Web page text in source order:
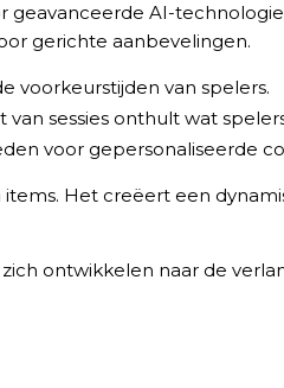
AI-
gerichte aanbevelingen.
voorkeurstijden van spelers.
sessies onthult wat
voor gepersonaliseerde
Het creëert een
ontwikkelen naar de